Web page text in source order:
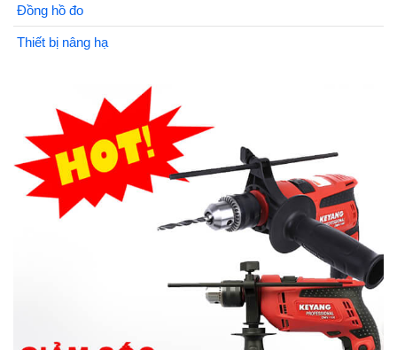
Đồng hồ đo
Thiết bị nâng hạ